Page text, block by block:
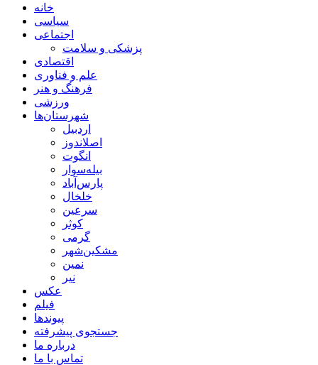
خانه
سیاسی
اجتماعی
پزشکی و سلامت
اقتصادی
علم و فناوری
فرهنگ و هنر
ورزشی
شهرستان‌ها
اردبیل
اصلاندوز
انگوت
بیله‌سوار
پارس‌آباد
خلخال
سرعین
کوثر
گرمی
مشکین‌شهر
نمین
نیر
عکس
فیلم
پیوندها
جستجوی پیشرفته
درباره ما
تماس با ما